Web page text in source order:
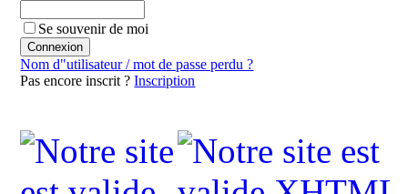
Se souvenir de moi
Nom d"utilisateur / mot de passe perdu ?
Pas encore inscrit ?Inscription